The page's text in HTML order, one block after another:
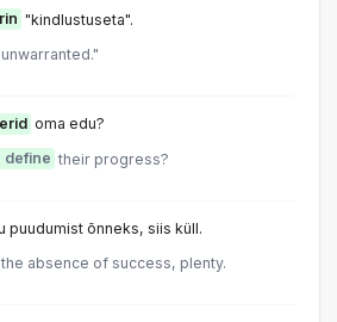
"kindlustuseta".
oma edu?
define their progress?
puudumist õnneks, siis küll.
the absence of success, plenty.